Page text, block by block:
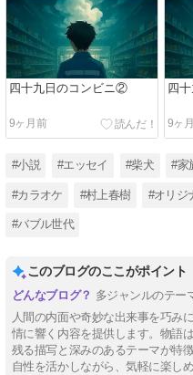
四十九日のコンビニ②
9ヶ月前
四
9ヶ
#小説 #エッセイ #柴犬 #家
#カラオケ #村上春樹 #オリジ
#バブル世代
このブログのここがポイント
多ジャンルのテー
人間の内面や奇妙な出来事を巧み
情に響く内容を提供します。物語
残る描写と深みのあるテーマが特
自性を活かしながら、気軽に楽し